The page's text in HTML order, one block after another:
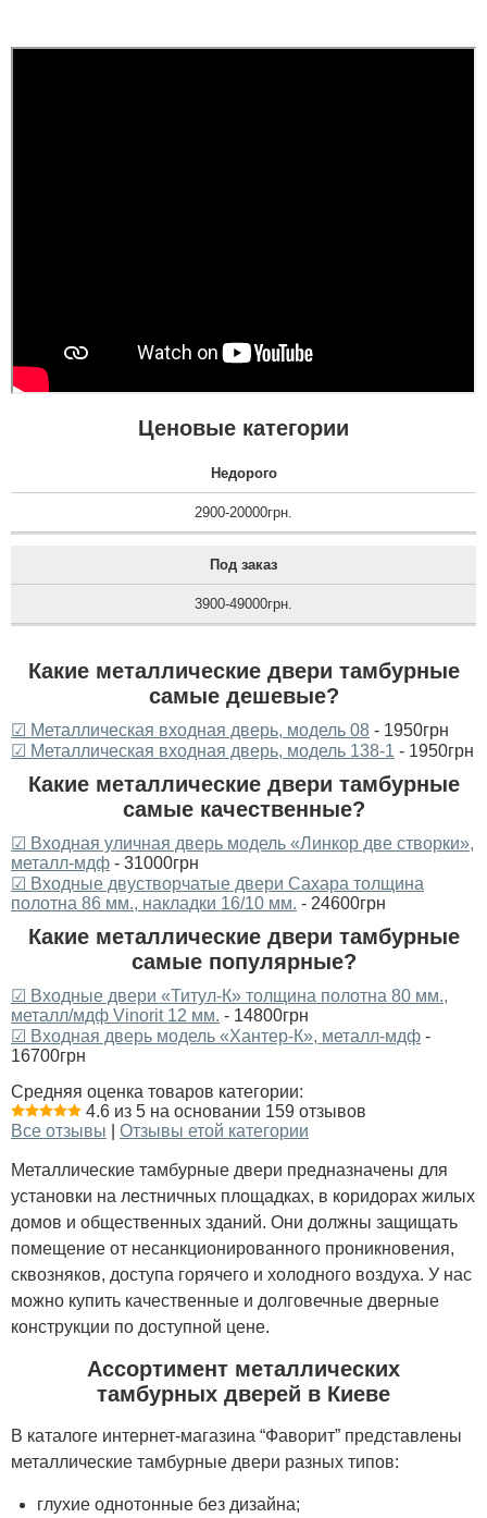
Ценовые категории
Недорого
2900-20000грн.
Под заказ
3900-49000грн.
Какие металлические двери тамбурные
самые дешевые?
☑ Металлическая входная дверь, модель 08 - 1950грн
☑ Металлическая входная дверь, модель 138-1 - 1950грн
Какие металлические двери тамбурные
самые качественные?
☑ Входная уличная дверь модель «Линкор две створки»,
металл-мдф - 31000грн
☑ Входные двустворчатые двери Сахара толщина
полотна 86 мм., накладки 16/10 мм. - 24600грн
Какие металлические двери тамбурные
самые популярные?
☑ Входные двери «Титул-К» толщина полотна 80 мм.,
металл/мдф Vinorit 12 мм. - 14800грн
☑ Входная дверь модель «Хантер-К», металл-мдф -
16700грн
Средняя оценка товаров категории:
4.6 из 5 на основании 159 отзывов
Все отзывы
Отзывы етой категории
Металлические тамбурные двери предназначены для
установки на лестничных площадках, в коридорах жилых
домов и общественных зданий. Они должны защищать
помещение от несанкционированного проникновения,
сквозняков, доступа горячего и холодного воздуха. У нас
можно купить качественные и долговечные дверные
конструкции по доступной цене.
Ассортимент металлических
тамбурных дверей в Киеве
В каталоге интернет-магазина “Фаворит” представлены
металлические тамбурные двери разных типов:
глухие однотонные без дизайна;